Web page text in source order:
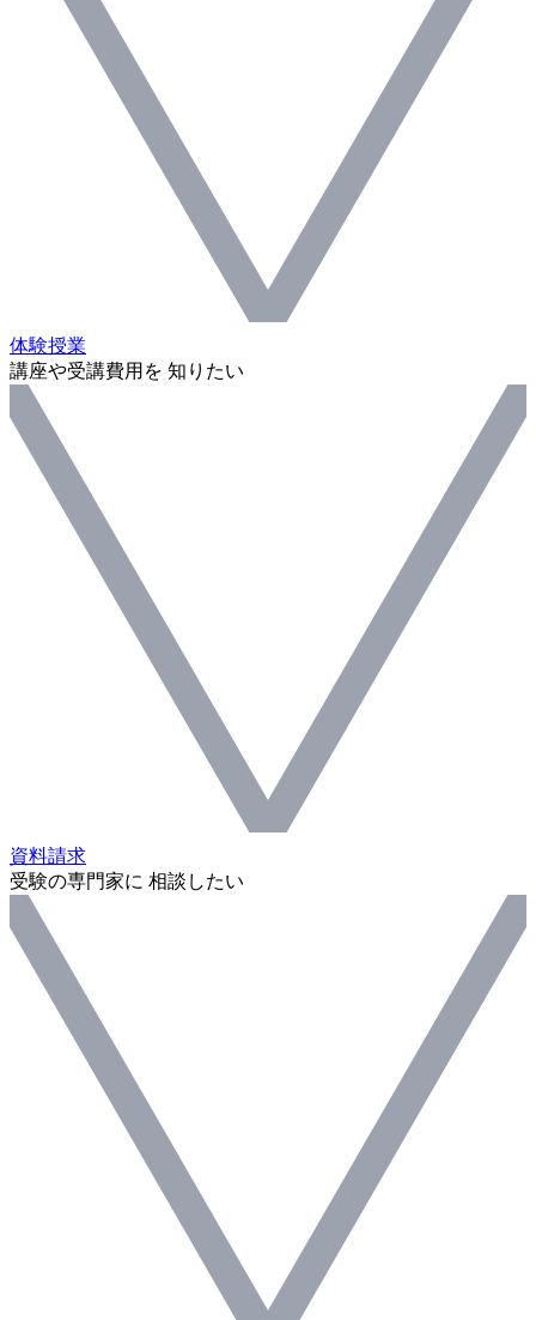
体験授業
講座や受講費用を 知りたい
資料請求
受験の専門家に 相談したい